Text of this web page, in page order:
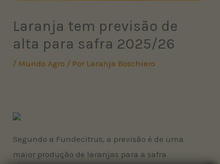
Laranja tem previsão de
alta para safra 2025/26
/ Mundo Agro / Por Laranja Boschiero
Segundo a Fundecitrus, a previsão é de uma
maior produção de laranjas para a safra